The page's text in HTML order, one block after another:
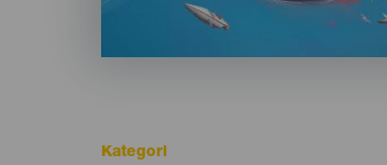
Kategori